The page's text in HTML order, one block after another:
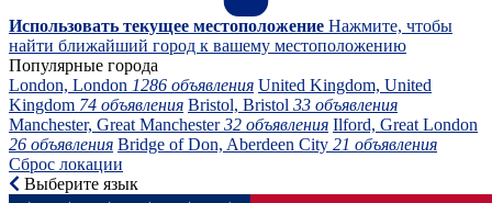
Использовать текущее местоположение Нажмите, чтобы
найти ближайший город к вашему местоположению
Популярные города
London, London 1286 объявления United Kingdom, United
Kingdom 74 объявления Bristol, Bristol 33 объявления
Manchester, Great Manchester32 объявления Ilford, Great London
26 объявления Bridge of Don, Aberdeen City 21 объявления
Сброс локации
Выберите язык